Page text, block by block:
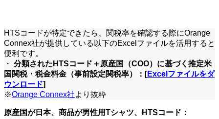
HTSコードが特定できたら、関税率を確認する際にOrange
Connex社が提供している以下のExcelファイルを活用すると
便利です。
・ 分類されたHTSコード＋原産国（COO）に基づく推定米
国関税・税金料金（事前設定関税率）：[Excelファイルをダ
ウンロード]
※Orange Connex社より抜粋
原産国が日本、商品が男性用Tシャツ、HTSコード：